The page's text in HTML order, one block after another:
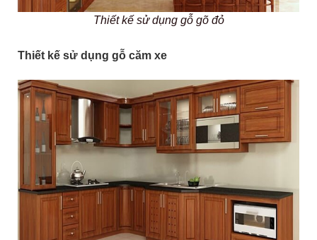
Thiết kế sử dụng gỗ gõ đỏ
Thiết kế sử dụng gỗ căm xe